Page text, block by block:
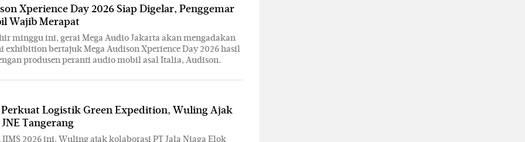
Xperience Day 2026 Siap Digelar, Penggemar
Wajib Merapat
minggu ini, gerai Mega Audio Jakarta akan mengadakan
exhibition bertajuk Mega Audison Xperience Day 2026 hasil
produsen peranti audio mobil asal Italia, Audison.
Perkuat Logistik Green Expedition, Wuling Ajak
Tangerang
IIMS 2026 ini, Wuling ajak kolaborasi PT Jala Niaga Elok